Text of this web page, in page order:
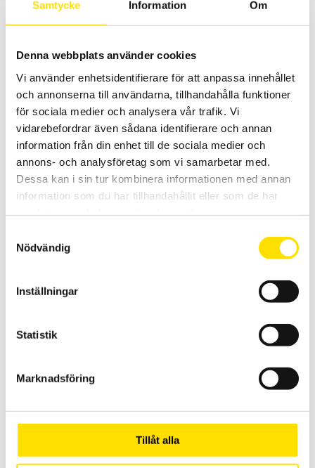
Samtycke Information Om
Denna webbplats använder cookies
Vi använder enhetsidentifierare för att anpassa innehållet
och annonserna till användarna, tillhandahålla funktioner
för sociala medier och analysera vår trafik. Vi
vidarebefordrar även sådana identifierare och annan
information från din enhet till de sociala medier och
annons- och analysföretag som vi samarbetar med.
Dessa kan i sin tur kombinera informationen med annan
information som du har tillhandahållit eller som de har
Nödvändig
Inställningar
Statistik
Marknadsföring
Tillåt alla
Mecmesin ST Statiskmomentgivare låg moment
Momentgivare Static Torque (ST) för låg moment med kapaciteter
från 50 mN.m till 2 N.m, används med SMART-kontakt för anslutning
LÄS MER
Manuellt provställ från Mecmesin för användning med AFG, BFG
LÄS MER